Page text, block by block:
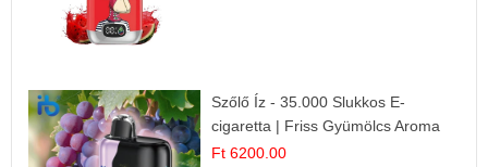
Szőlő Íz - 35.000 Slukkos E-
cigaretta | Friss Gyümölcs Aroma
Ft 6200.00